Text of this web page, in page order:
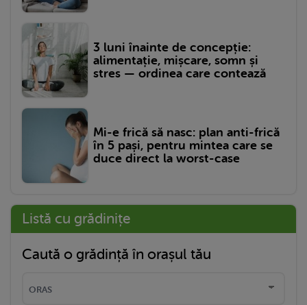
3 luni înainte de concepție:
alimentație, mișcare, somn și
stres — ordinea care contează
Mi-e frică să nasc: plan anti-frică
în 5 pași, pentru mintea care se
duce direct la worst-case
Listă cu grădinițe
Caută o grădință în orașul tău